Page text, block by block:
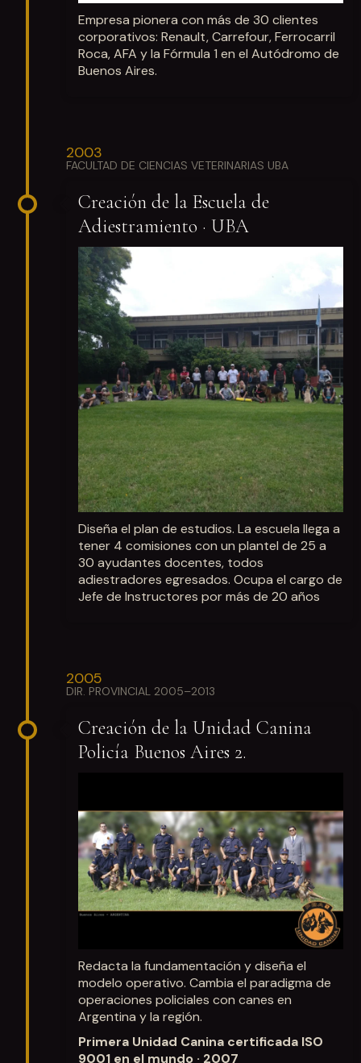
Empresa pionera con más de 30 clientes
corporativos: Renault, Carrefour, Ferrocarril
Roca, AFA y la Fórmula 1 en el Autódromo de
Buenos Aires.
2003
FACULTAD DE CIENCIAS VETERINARIAS UBA
Creación de la Escuela de
Adiestramiento · UBA
Diseña el plan de estudios. La escuela llega a
tener 4 comisiones con un plantel de 25 a
30 ayudantes docentes, todos
adiestradores egresados. Ocupa el cargo de
Jefe de Instructores por más de 20 años
2005
DIR. PROVINCIAL 2005–2013
Creación de la Unidad Canina
Policía Buenos Aires 2.
Redacta la fundamentación y diseña el
modelo operativo. Cambia el paradigma de
operaciones policiales con canes en
Argentina y la región.
Primera Unidad Canina certificada ISO
9001 en el mundo · 2007